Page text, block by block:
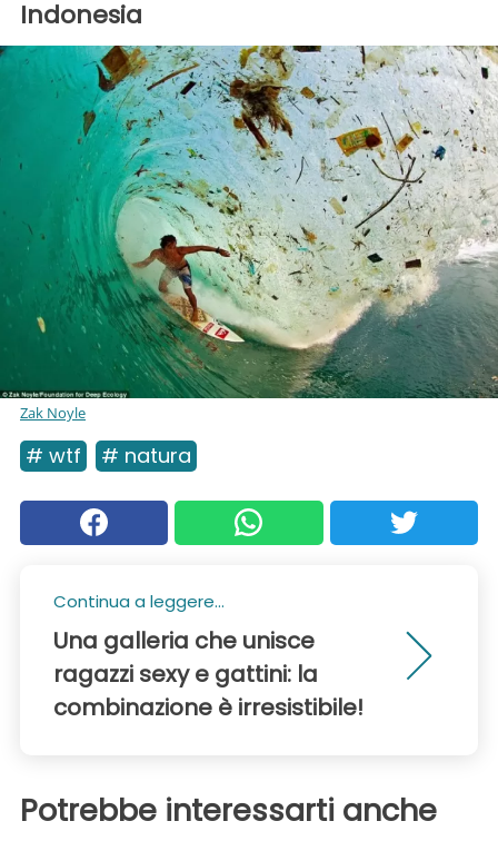
Indonesia
Zak Noyle
# wtf # natura
Continua a leggere...
Una galleria che unisce
ragazzi sexy e gattini: la
combinazione è irresistibile!
Potrebbe interessarti anche